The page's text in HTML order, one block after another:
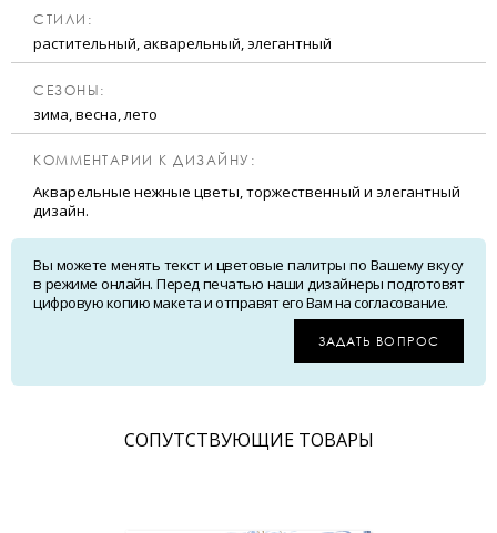
CТИЛИ:
растительный, акварельный, элегантный
CЕЗОНЫ:
зима, весна, лето
КОММЕНТАРИИ К ДИЗАЙНУ:
Акварельные нежные цветы, торжественный и элегантный
дизайн.
Вы можете менять текст и цветовые палитры по Вашему вкусу
в режиме онлайн. Перед печатью наши дизайнеры подготовят
цифровую копию макета и отправят его Вам на согласование.
ЗАДАТЬ ВОПРОС
CОПУТСТВУЮЩИЕ ТОВАРЫ